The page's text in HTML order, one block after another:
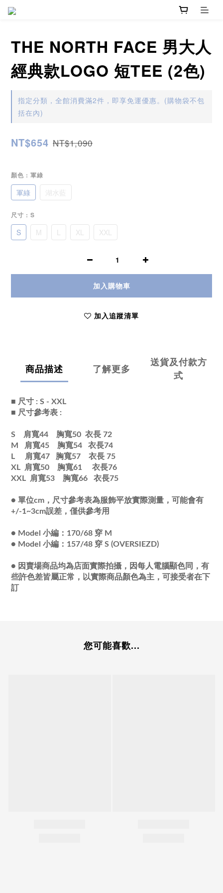
THE NORTH FACE 男大人
經典款LOGO 短TEE (2色)
指定分類，全館消費滿2件，即享免運優惠。(購物袋不包
括在內)
NT$654 NT$1,090
顏色 : 軍綠
軍綠 湖水藍
尺寸 : S
S M L XL XXL
加入購物車
加入追蹤清單
商品描述 了解更多
送貨及付款方
式
■ 尺寸 : S - XXL
■ 尺寸參考表 :
S 肩寬44 胸寬50 衣長 72
M 肩寬45 胸寬54 衣長74
L 肩寬47 胸寬57 衣長 75
XL 肩寬50 胸寬61 衣長76
XXL 肩寬53 胸寬66 衣長75
● 單位cm，尺寸參考表為服飾平放實際測量，可能會有
+/-1~3cm誤差，僅供參考用
● Model 小編：170/68 穿 M
● Model 小編：157/48 穿 S (OVERSIEZD)
● 因賣場商品均為店面實際拍攝，因每人電腦顯色同，有
些許色差皆屬正常，以實際商品顏色為主，可接受者在下
訂
您可能喜歡...